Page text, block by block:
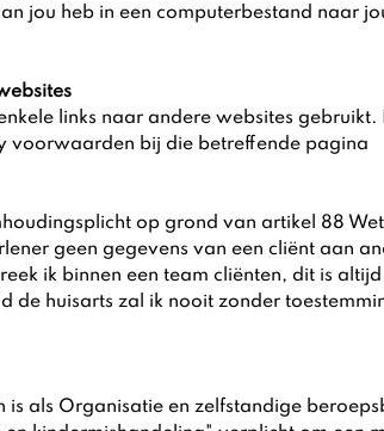
jou heb in een computerbestand naar
links naar andere websites
voorwaarden bij die betreffende pagina
op grond van artikel 88
geen gegevens van een cliënt aan
ik binnen een team cliënten, dit is
de huisarts zal ik nooit zonder
is als Organisatie en zelfstandige